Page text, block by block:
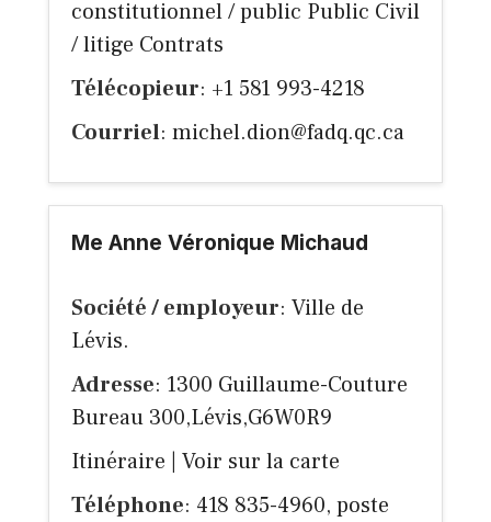
constitutionnel / public Public Civil
/ litige Contrats
Télécopieur: +1 581 993-4218
Courriel: michel.dion@fadq.qc.ca
Me Anne Véronique Michaud
Société / employeur: Ville de
Lévis.
Adresse: 1300 Guillaume-Couture
Bureau 300,Lévis,G6W0R9
Itinéraire
Voir sur la carte
Téléphone: 418 835-4960, poste